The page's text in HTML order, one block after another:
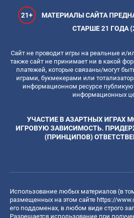
21+
МАТЕРИАЛЫ САЙТА
СТАРШЕ 21 ГОДА
Сайт не проводит игры на реальные и/
также сайт не принимает ни в какой
платежей, которые связаны/могут
играми, букмекерами или
информационном ресурсе
информационных
УЧАСТИЕ В АЗАРТНЫХ ИГРАХ
ИГРОВУЮ ЗАВИСИМОСТЬ.
(ПРИНЦИПОВ)
Использование любых материалов (в
размещенных на этом сайте https://
его поддоменах, в любом виде строго
Разрешается использование при